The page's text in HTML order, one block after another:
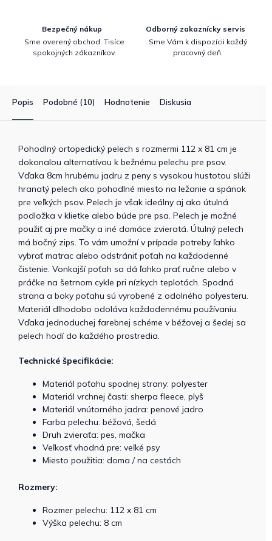
Bezpečný nákup
Sme overený obchod. Tisíce
spokojných zákazníkov.
Odborný zakaznícky servis
Sme Vám k dispozícii každý
pracovný deň.
Popis Podobné (10) Hodnotenie Diskusia
Pohodlný ortopedický pelech s rozmermi 112 x 81 cm je
dokonalou alternatívou k bežnému pelechu pre psov.
Vďaka 8cm hrubému jadru z peny s vysokou hustotou slúži
hranatý pelech ako pohodlné miesto na ležanie a spánok
pre veľkých psov. Pelech je však ideálny aj ako útulná
podložka v klietke alebo búde pre psa. Pelech je možné
použiť aj pre mačky a iné domáce zvieratá. Útulný pelech
má bočný zips. To vám umožní v prípade potreby ľahko
vybrať matrac alebo odstrániť poťah na každodenné
čistenie. Vonkajší poťah sa dá ľahko prať ručne alebo v
práčke na šetrnom cykle pri nízkych teplotách. Spodná
strana a boky poťahu sú vyrobené z odolného polyesteru.
Materiál dlhodobo odoláva každodennému používaniu.
Vďaka jednoduchej farebnej schéme v béžovej a šedej sa
pelech hodí do každého prostredia.
Technické špecifikácie:
Materiál poťahu spodnej strany: polyester
Materiál vrchnej časti: sherpa fleece, plyš
Materiál vnútorného jadra: penové jadro
Farba pelechu: béžová, šedá
Druh zvieraťa: pes, mačka
Veľkosť vhodná pre: veľké psy
Miesto použitia: doma / na cestách
Rozmery:
Rozmer pelechu: 112 x 81 cm
Výška pelechu: 8 cm